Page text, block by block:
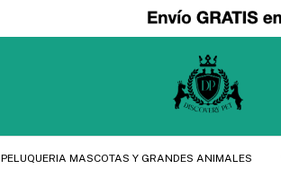
PELUQUERIA MASCOTAS Y GRANDES ANIMALES